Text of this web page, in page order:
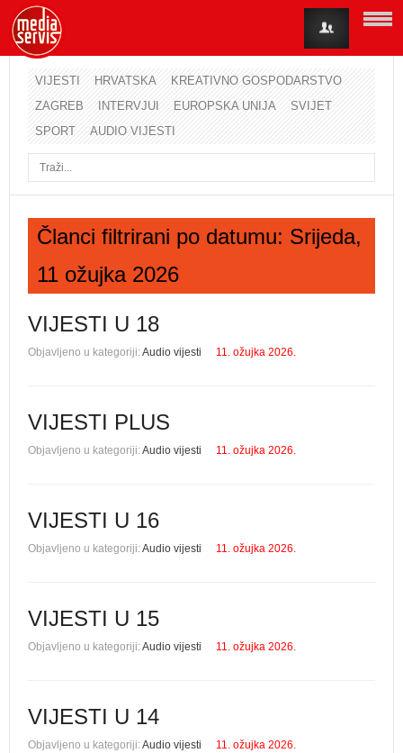
VIJESTI HRVATSKA
KREATIVNO GOSPODARSTVO
ZAGREB
INTERVJUI EUROPSKA UNIJA
SVIJET
SPORT
AUDIO VIJESTI
Članci filtrirani po datumu: Srijeda,
11 ožujka 2026
VIJESTI U 18
Objavljeno u kategoriji:Audio vijesti 11. ožujka 2026.
VIJESTI PLUS
Objavljeno u kategoriji:Audio vijesti 11. ožujka 2026.
VIJESTI U 16
Objavljeno u kategoriji:Audio vijesti 11. ožujka 2026.
VIJESTI U 15
Objavljeno u kategoriji:Audio vijesti 11. ožujka 2026.
VIJESTI U 14
Objavljeno u kategoriji:Audio vijesti 11. ožujka 2026.
Korisničko ime
Lozinka
Zaboravili ste lozinku?